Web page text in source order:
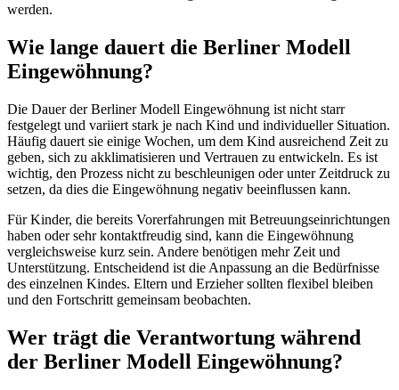
werden.
Wie lange dauert die Berliner Modell
Eingewöhnung?
Die Dauer der Berliner Modell Eingewöhnung ist nicht starr
festgelegt und variiert stark je nach Kind und individueller Situation.
Häufig dauert sie einige Wochen, um dem Kind ausreichend Zeit zu
geben, sich zu akklimatisieren und Vertrauen zu entwickeln. Es ist
wichtig, den Prozess nicht zu beschleunigen oder unter Zeitdruck zu
setzen, da dies die Eingewöhnung negativ beeinflussen kann.
Für Kinder, die bereits Vorerfahrungen mit Betreuungseinrichtungen
haben oder sehr kontaktfreudig sind, kann die Eingewöhnung
vergleichsweise kurz sein. Andere benötigen mehr Zeit und
Unterstützung. Entscheidend ist die Anpassung an die Bedürfnisse
des einzelnen Kindes. Eltern und Erzieher sollten flexibel bleiben
und den Fortschritt gemeinsam beobachten.
Wer trägt die Verantwortung während
der Berliner Modell Eingewöhnung?